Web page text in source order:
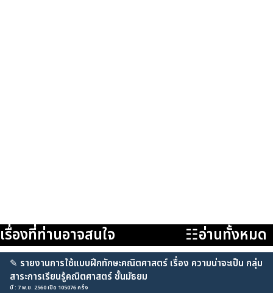
เรื่องที่ท่านอาจสนใจ ☷อ่านทั้งหมด
✎ รายงานการใช้แบบฝึกทักษะคณิตศาสตร์ เรื่อง ความน่าจะเป็น กลุ่ม
สาระการเรียนรู้คณิตศาสตร์ ชั้นมัธยม
บี : 7 พ.ย. 2560 เปิด 105076 ครั้ง